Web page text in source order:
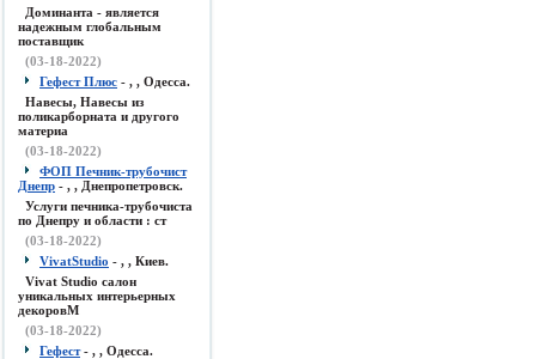
Доминанта - является
надежным глобальным
поставщик
(03-18-2022)
Гефест Плюс - , , Одесса.
Навесы, Навесы из
поликарборната и другого
материа
(03-18-2022)
ФОП Печник-трубочист
Днепр - , , Днепропетровск.
Услуги печника-трубочиста
по Днепру и области : ст
(03-18-2022)
VivatStudio - , , Киев.
Vivat Studio салон
уникальных интерьерных
декоровМ
(03-18-2022)
Гефест- , , Одесса.